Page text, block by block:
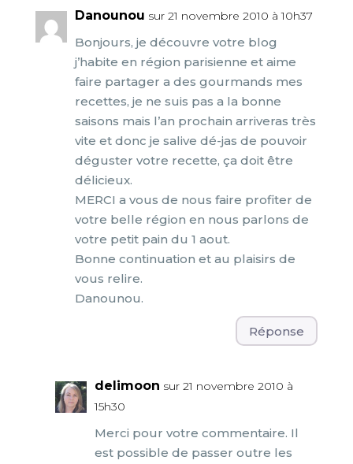
Danounou sur 21 novembre 2010 à 10h37
Bonjours, je découvre votre blog
j’habite en région parisienne et aime
faire partager a des gourmands mes
recettes, je ne suis pas a la bonne
saisons mais l’an prochain arriveras très
vite et donc je salive dé-jas de pouvoir
déguster votre recette, ça doit être
délicieux.
MERCI a vous de nous faire profiter de
votre belle région en nous parlons de
votre petit pain du 1 aout.
Bonne continuation et au plaisirs de
vous relire.
Danounou.
Réponse
delimoon sur 21 novembre 2010 à
15h30
Merci pour votre commentaire. Il
est possible de passer outre les